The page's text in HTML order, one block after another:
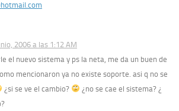
2006 a las 1:12 AM
el nuevo sistema y ps la neta, me da un buen de
mencionaron ya no existe soporte. asi q no se
¿si se ve el cambio?
¿no se cae el sistema? ¿